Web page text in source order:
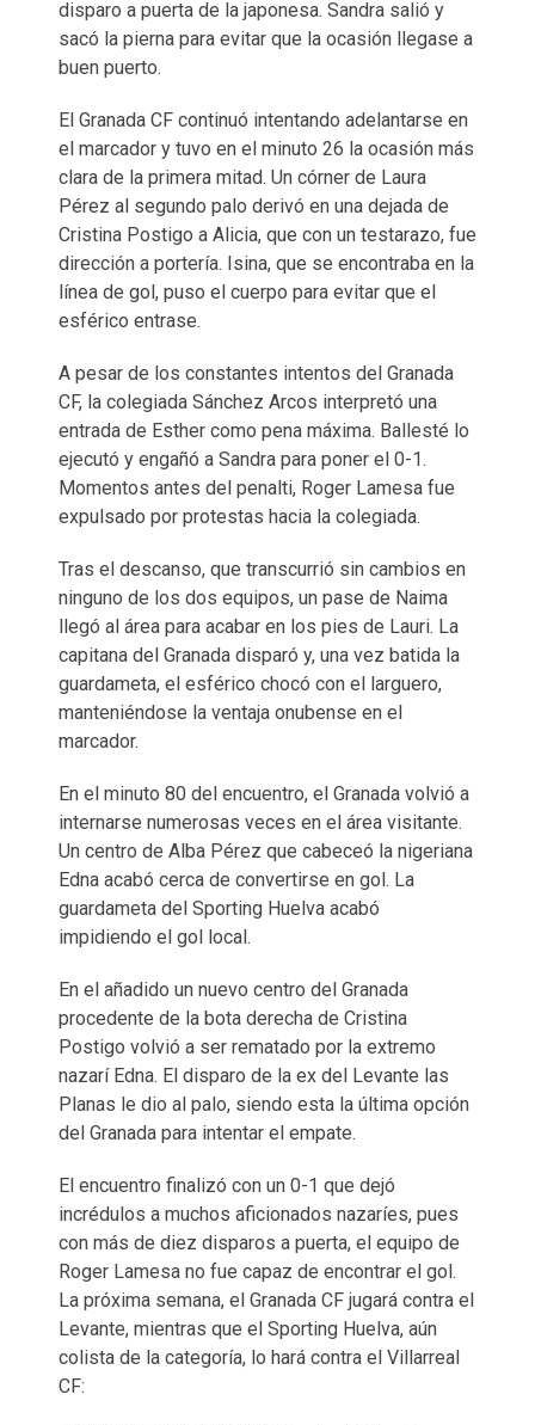
disparo a puerta de la japonesa. Sandra salió y
sacó la pierna para evitar que la ocasión llegase a
buen puerto.
El Granada CF continuó intentando adelantarse en
el marcador y tuvo en el minuto 26 la ocasión más
clara de la primera mitad. Un córner de Laura
Pérez al segundo palo derivó en una dejada de
Cristina Postigo a Alicia, que con un testarazo, fue
dirección a portería. Isina, que se encontraba en la
línea de gol, puso el cuerpo para evitar que el
esférico entrase.
A pesar de los constantes intentos del Granada
CF, la colegiada Sánchez Arcos interpretó una
entrada de Esther como pena máxima. Ballesté lo
ejecutó y engañó a Sandra para poner el 0-1.
Momentos antes del penalti, Roger Lamesa fue
expulsado por protestas hacia la colegiada.
Tras el descanso, que transcurrió sin cambios en
ninguno de los dos equipos, un pase de Naima
llegó al área para acabar en los pies de Lauri. La
capitana del Granada disparó y, una vez batida la
guardameta, el esférico chocó con el larguero,
manteniéndose la ventaja onubense en el
marcador.
En el minuto 80 del encuentro, el Granada volvió a
internarse numerosas veces en el área visitante.
Un centro de Alba Pérez que cabeceó la nigeriana
Edna acabó cerca de convertirse en gol. La
guardameta del Sporting Huelva acabó
impidiendo el gol local.
En el añadido un nuevo centro del Granada
procedente de la bota derecha de Cristina
Postigo volvió a ser rematado por la extremo
nazarí Edna. El disparo de la ex del Levante las
Planas le dio al palo, siendo esta la última opción
del Granada para intentar el empate.
El encuentro finalizó con un 0-1 que dejó
incrédulos a muchos aficionados nazaríes, pues
con más de diez disparos a puerta, el equipo de
Roger Lamesa no fue capaz de encontrar el gol.
La próxima semana, el Granada CF jugará contra el
Levante, mientras que el Sporting Huelva, aún
colista de la categoría, lo hará contra el Villarreal
CF: